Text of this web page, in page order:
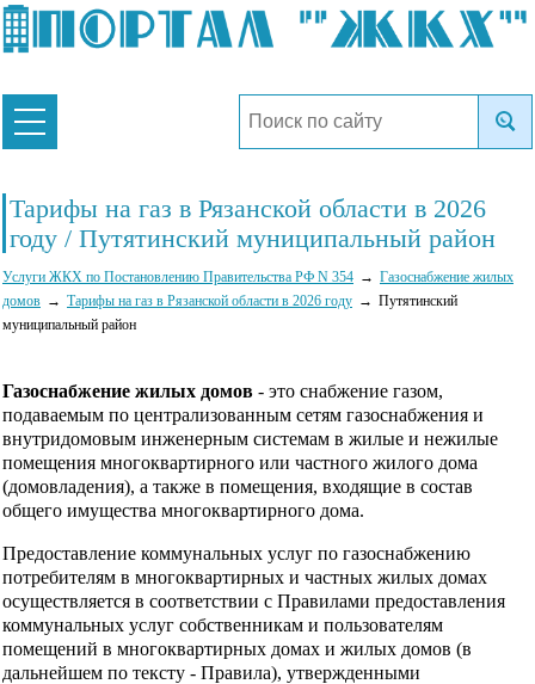
Тарифы на газ в Рязанской области в 2026
году / Путятинский муниципальный район
Услуги ЖКХ по Постановлению Правительства РФ N 354
Газоснабжение жилых
домов
Тарифы на газ в Рязанской области в 2026 году
Путятинский
муниципальный район
Газоснабжение жилых домов - это снабжение газом,
подаваемым по централизованным сетям газоснабжения и
внутридомовым инженерным системам в жилые и нежилые
помещения многоквартирного или частного жилого дома
(домовладения), а также в помещения, входящие в состав
общего имущества многоквартирного дома.
Предоставление коммунальных услуг по газоснабжению
потребителям в многоквартирных и частных жилых домах
осуществляется в соответствии с Правилами предоставления
коммунальных услуг собственникам и пользователям
помещений в многоквартирных домах и жилых домов (в
дальнейшем по тексту - Правила), утвержденными